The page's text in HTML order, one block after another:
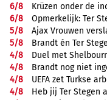
6/8
Krüzen onder de
6/8
Opmerkelijk: Ter
5/8
Ajax Vrouwen
5/8
Brandt én Ter
4/8
Duel met
4/8
Brandt nog niet
4/8
UEFA zet Turkse
4/8
Heb jij Ter Stegen